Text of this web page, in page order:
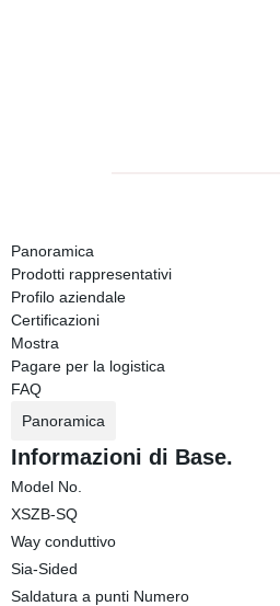
Panoramica
Prodotti rappresentativi
Profilo aziendale
Certificazioni
Mostra
Pagare per la logistica
FAQ
Panoramica
Informazioni di Base.
Model No.
XSZB-SQ
Way conduttivo
Sia-Sided
Saldatura a punti Numero